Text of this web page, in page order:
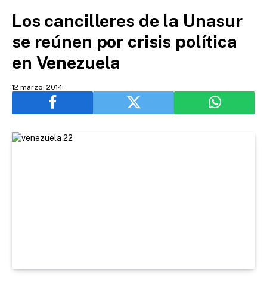
Los cancilleres de la Unasur
se reúnen por crisis política
en Venezuela
12 marzo, 2014